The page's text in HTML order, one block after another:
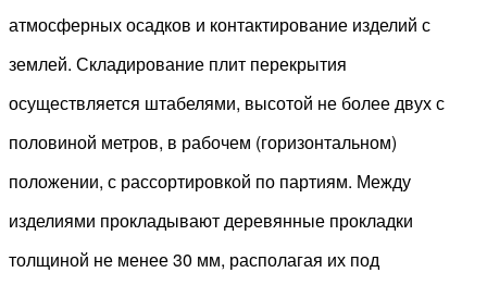
атмосферных осадков и контактирование изделий с
землей. Складирование плит перекрытия
осуществляется штабелями, высотой не более двух с
половиной метров, в рабочем (горизонтальном)
положении, с рассортировкой по партиям. Между
изделиями прокладывают деревянные прокладки
толщиной не менее 30 мм, располагая их под